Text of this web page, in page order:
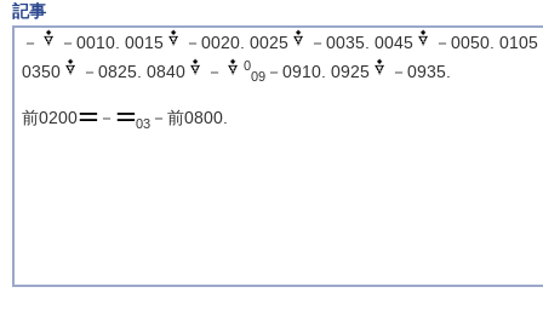
記事
－
－0010. 0015 －0020. 0025 －0035. 0045
－0050. 0105
0350
－0825. 0840 － 0
09－0910. 0925 －0935.
前0200 － 03－前0800.